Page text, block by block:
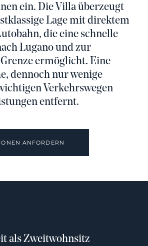
ein. Die Villa überzeugt
Lage mit direktem
die eine schnelle
Lugano und zur
ermöglicht. Eine
dennoch nur wenige
Verkehrswegen
entfernt.
ANFORDERN
als Zweitwohnsitz